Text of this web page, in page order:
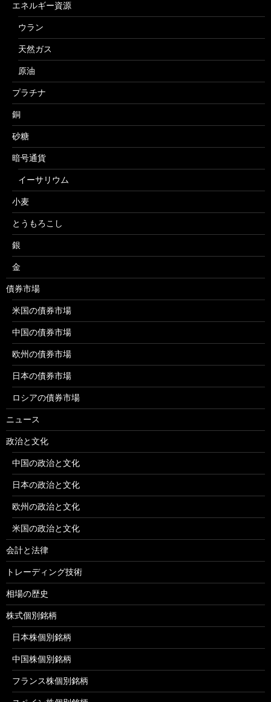
エネルギー資源
ウラン
天然ガス
原油
プラチナ
銅
砂糖
暗号通貨
イーサリウム
小麦
とうもろこし
銀
金
債券市場
米国の債券市場
中国の債券市場
欧州の債券市場
日本の債券市場
ロシアの債券市場
ニュース
政治と文化
中国の政治と文化
日本の政治と文化
欧州の政治と文化
米国の政治と文化
会計と法律
トレーディング技術
相場の歴史
株式個別銘柄
日本株個別銘柄
中国株個別銘柄
フランス株個別銘柄